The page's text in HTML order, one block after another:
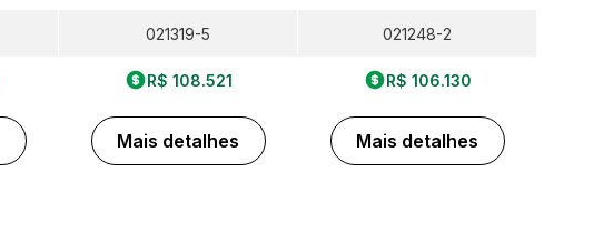
021319-5
R$ 108.521
Mais detalhes
021248-2
R$ 106.130
Mais detalhes